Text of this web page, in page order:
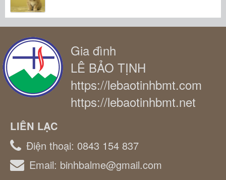
Gia đình
LÊ BẢO TỊNH
https://lebaotinhbmt.com
https://lebaotinhbmt.net
LIÊN LẠC
Điện thoại: 0843 154 837
Email: binhbalme@gmail.com